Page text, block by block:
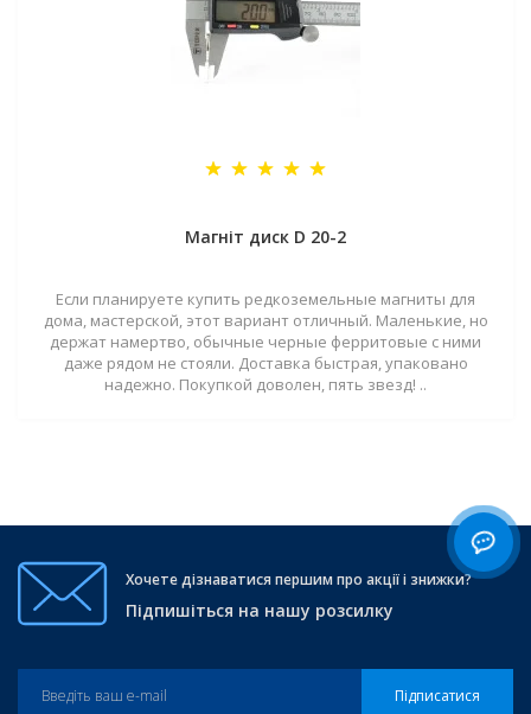
Магніт диск D 20-2
Если планируете купить редкоземельные магниты для
дома, мастерской, этот вариант отличный. Маленькие, но
держат намертво, обычные черные ферритовые с ними
даже рядом не стояли. Доставка быстрая, упаковано
надежно. Покупкой доволен, пять звезд! ..
Хочете дізнаватися першим про акції і знижки?
Підпишіться на нашу розсилку
Підписатися